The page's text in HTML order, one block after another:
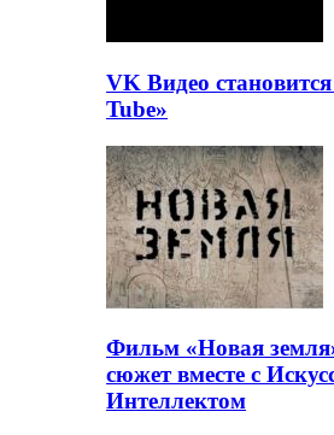
VK Видео
Tube»
Фильм «Новая
сюжет вместе с
Интеллектом